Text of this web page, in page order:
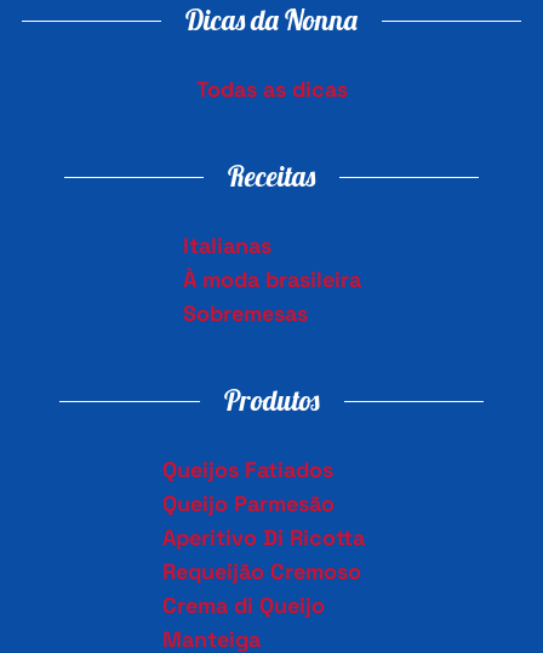
Dicas da Nonna
Todas as dicas
Receitas
Italianas
À moda brasileira
Sobremesas
Produtos
Queijos Fatiados
Queijo Parmesão
Aperitivo Di Ricotta
Requeijão Cremoso
Crema di Queijo
Manteiga